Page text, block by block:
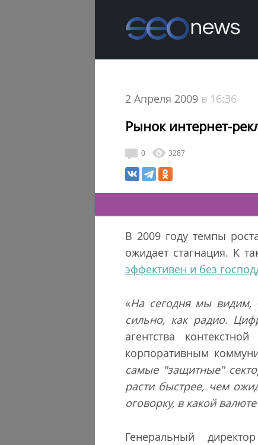
2 Апреля 2009 в 16:36
Рынок интернет-
0 3287
В 2009 году темпы
ожидает стагнация. К
эффективен и без
«На сегодня мы видим,
сильно, как радио.
агентства
корпоративным
самые "защитные"
расти быстрее, чем
оговорку, в какой
Генеральный